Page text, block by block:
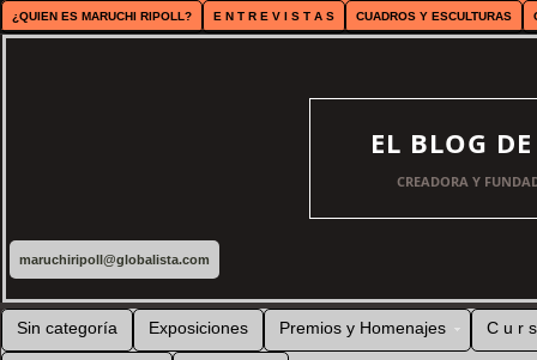
¿QUIEN ES MARUCHI RIPOLL? E N T R E V I S T A S CUADROS Y ESCULTURAS
EL BLOG
CREADORA Y
maruchiripoll@globalista.com
Sin categoría Exposiciones Premios y Homenajes C u r